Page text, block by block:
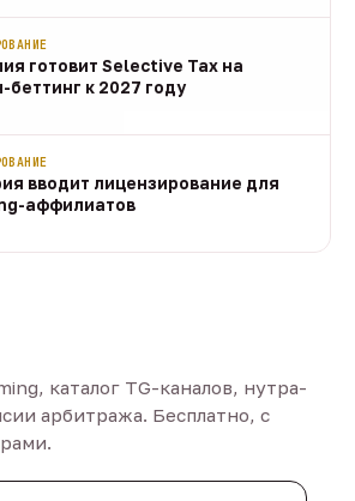
готовит Selective Tax на
беттинг к 2027 году
вводит лицензирование для
аффилиатов
каталог TG-каналов, нутра-
арбитража. Бесплатно, с